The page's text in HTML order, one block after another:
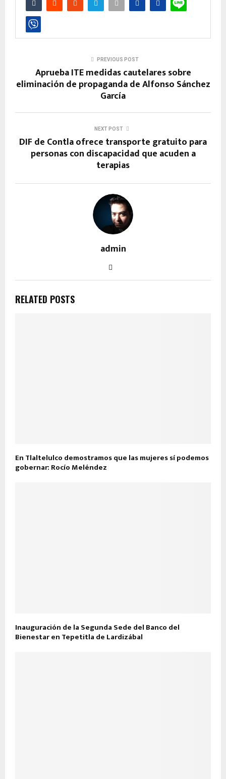
PREVIOUS POST
Aprueba ITE medidas cautelares sobre
eliminación de propaganda de Alfonso Sánchez
García
NEXT POST
DIF de Contla ofrece transporte gratuito para
personas con discapacidad que acuden a
terapias
admin
RELATED POSTS
En Tlaltelulco demostramos que las mujeres sí podemos
gobernar: Rocío Meléndez
Inauguración de la Segunda Sede del Banco del
Bienestar en Tepetitla de Lardizábal